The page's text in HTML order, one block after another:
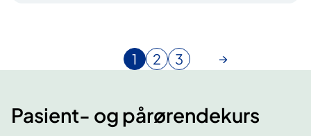
N
æ
1
G
i
2
G
i
3
Pasient- og pårørendekurs